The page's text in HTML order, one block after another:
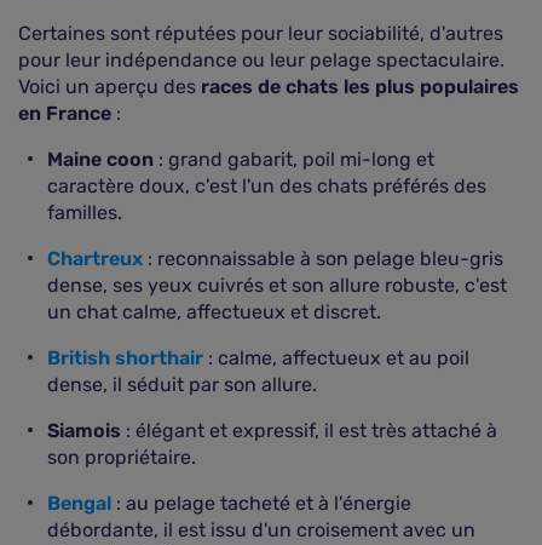
Certaines sont réputées pour leur sociabilité, d'autres
pour leur indépendance ou leur pelage spectaculaire.
Voici un aperçu des races de chats les plus populaires
en France :
Maine coon : grand gabarit, poil mi-long et
caractère doux, c'est l'un des chats préférés des
familles.
Chartreux : reconnaissable à son pelage bleu-gris
dense, ses yeux cuivrés et son allure robuste, c'est
un chat calme, affectueux et discret.
British shorthair : calme, affectueux et au poil
dense, il séduit par son allure.
Siamois : élégant et expressif, il est très attaché à
son propriétaire.
Bengal : au pelage tacheté et à l'énergie
débordante, il est issu d'un croisement avec un